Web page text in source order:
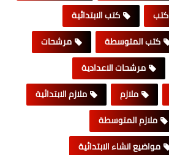
كتب
كتب الابتدائية
كتب المتوسطة
مرشحات
مرشحات الاعدادية
ملازم
ملازم الابتدائية
ملازم المتوسطة
مواضيع انشاء الابتدائية